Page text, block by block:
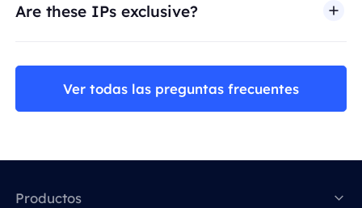
Are these IPs exclusive?
Ver todas las preguntas frecuentes
Productos